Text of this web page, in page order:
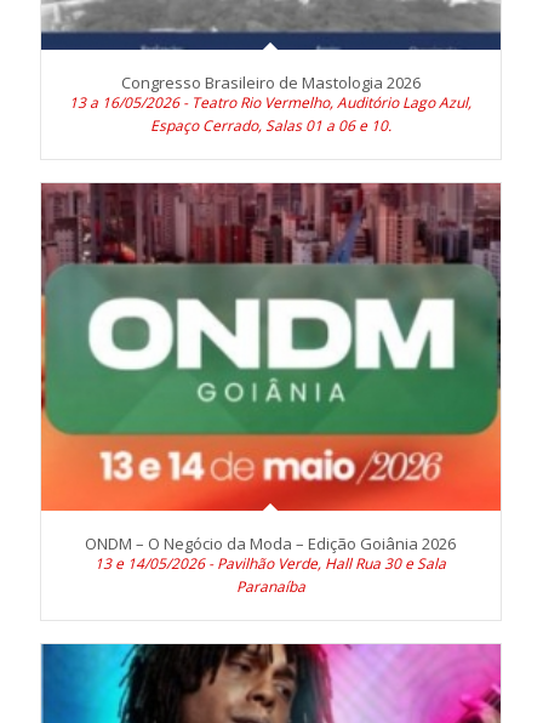
Congresso Brasileiro de Mastologia 2026
13 a 16/05/2026 - Teatro Rio Vermelho, Auditório Lago Azul,
Espaço Cerrado, Salas 01 a 06 e 10.
ONDM – O Negócio da Moda – Edição Goiânia 2026
13 e 14/05/2026 - Pavilhão Verde, Hall Rua 30 e Sala
Paranaíba